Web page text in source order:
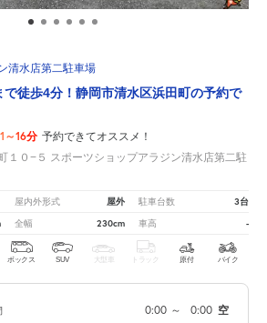
清水店第二駐車場
徒歩4分！静岡市清水区浜田町の予約で
～16分 予約できてオススメ！
１０−５ スポーツショップアラジン清水店第二駐
屋内外形式 屋外 駐車台数 3台
全幅 230cm 車高 -
ボックス SUV 大型車 トラック 原付 バイク
0:00 ～ 0:00 空